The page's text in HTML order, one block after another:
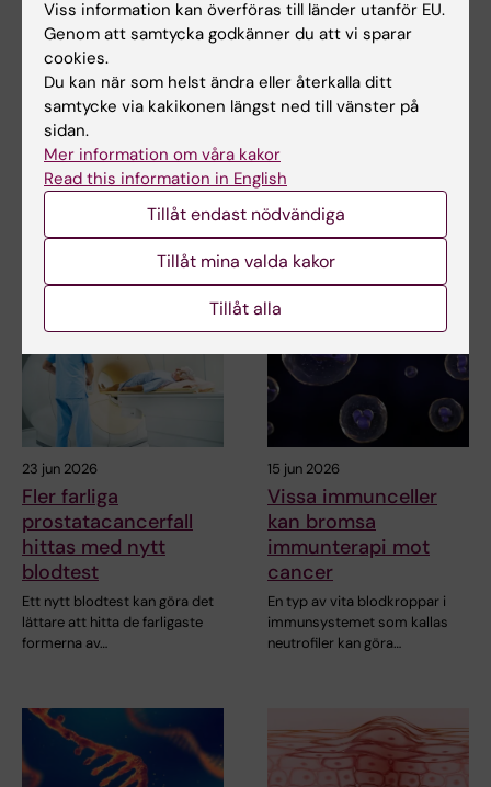
5 aug 2026
Hög följsamhet trots
täta kontroller av
barn med ärftlig
cancerrisk
Barn med en ärftlig variant i
genen TP53 följer i hög grad
rekommenderade…
Kunskapsöversikt om
jodens roll i
I en översiktsartikel i
tidskriften Nature Reviews
Endocrinology…
23 jun 2026
Fler farliga
prostatacancerfall
hittas med nytt
blodtest
Ett nytt blodtest kan göra det
lättare att hitta de farligaste
formerna av…
15 jun 2026
Vissa immunceller
kan bromsa
immunterapi mot
cancer
En typ av vita blodkroppar i
immunsystemet som kallas
neutrofiler kan göra…
Viss information kan överföras till länder utanför EU.
Genom att samtycka godkänner du att vi sparar
cookies.
Du kan när som helst ändra eller återkalla ditt
samtycke via kakikonen längst ned till vänster på
sidan.
Mer information om våra kakor
Read this information in English
Tillåt endast nödvändiga
Tillåt mina valda kakor
Tillåt alla